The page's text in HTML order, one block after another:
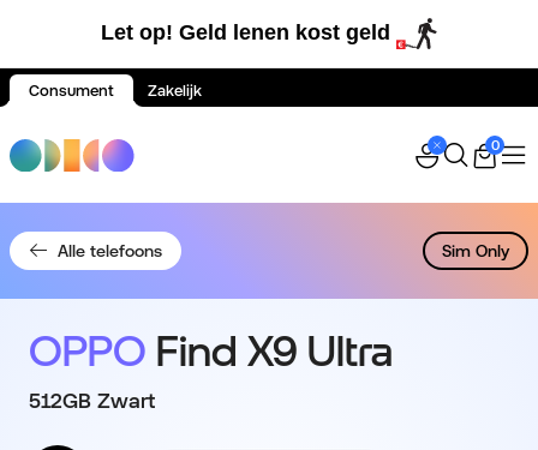
Let op! Geld lenen kost geld
Consument Zakelijk
0
Alle telefoons Sim Only
OPPO Find X9 Ultra
512GB Zwart